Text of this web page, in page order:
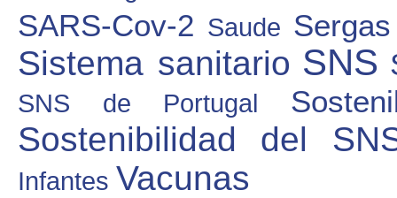
SARS-Cov-2 Saude Sergas
Sistema sanitario SNS
SNS de Portugal
Sostenibilidad del
Infantes Vacunas